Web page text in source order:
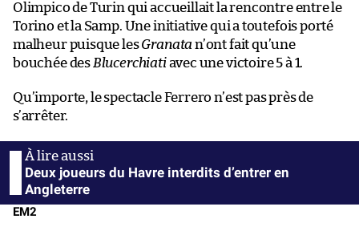
Olimpico de Turin qui accueillait la rencontre entre le
Torino et la Samp. Une initiative qui a toutefois porté
malheur puisque lesGranata n’ont fait qu’une
bouchée des Blucerchiatiavec une victoire 5 à 1.
Qu’importe, le spectacle Ferrero n’est pas près de
s’arrêter.
Deux joueurs du Havre interdits d’entrer en
Angleterre
EM2